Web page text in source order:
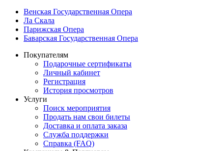
Венская Государственная Опера
Ла Скала
Парижская Опера
Баварская Государственная Опера
Покупателям
Подарочные сертификаты
Личный кабинет
Регистрация
История просмотров
Услуги
Поиск мероприятия
Продать нам свои билеты
Доставка и оплата заказа
Служба поддержки
Справка (FAQ)